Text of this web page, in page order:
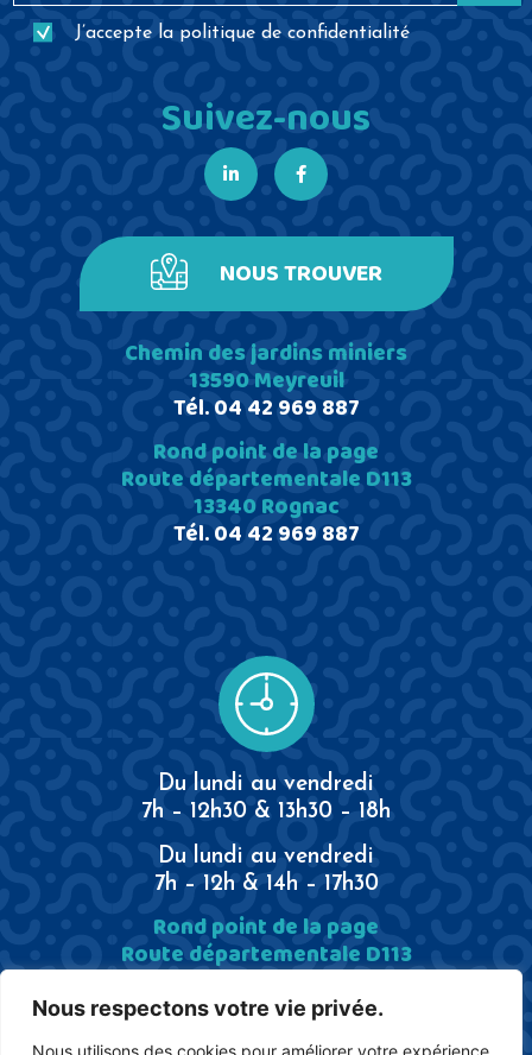
Nous respectons votre vie privée.
Nous utilisons des cookies pour améliorer votre expérience
Du lundi au vendredi
7h – 12h30 & 13h30 – 18h
Du lundi au vendredi
7h – 12h & 14h – 17h30
Rond point de la page
Route départementale D113
Tél.04 42 969 887
J’accepte la politique de confidentialité
Suivez-nous
NOUS TROUVER
Chemin des jardins miniers
13590 Meyreuil
Tél.04 42 969 887
Rond point de la page
Route départementale D113
13340 Rognac
Tél.04 42 969 887